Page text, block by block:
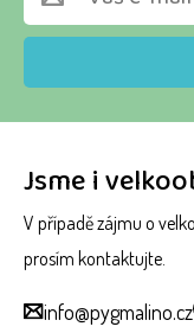
Jsme i
V případě zájmu o
prosím kontaktujte.
info@pygmalino.cz